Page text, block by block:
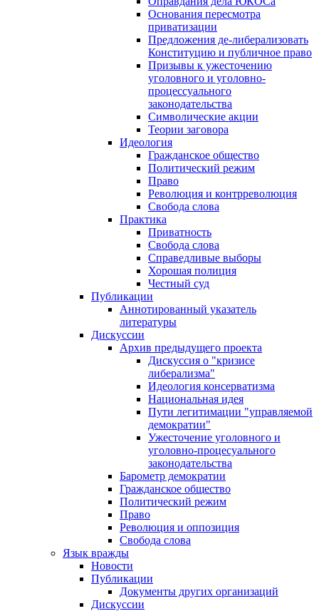
Основания пересмотра
приватизации
Предложения де-либерализовать
Конституцию и публичное право
Призывы к ужесточению
уголовного и уголовно-
процессуального
законодательства
Символические акции
Теории заговора
Идеология
Гражданское общество
Политический режим
Право
Революция и контрреволюция
Свобода слова
Практика
Приватность
Свобода слова
Справедливые выборы
Хорошая полиция
Честный суд
Публикации
Аннотированный указатель
литературы
Дискуссии
Архив предыдущего проекта
Дискуссия о "кризисе
либерализма"
Идеология консерватизма
Национальная идея
Пути легитимации "управляемой
демократии"
Ужесточение уголовного и
уголовно-процесуального
законодательства
Барометр демократии
Гражданское общество
Политический режим
Право
Революция и оппозиция
Свобода слова
Язык вражды
Новости
Публикации
Документы других организаций
Дискуссии